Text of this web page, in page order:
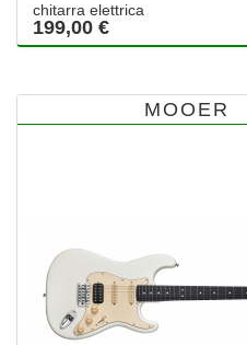
chitarra elettrica
199,00 €
MOOER